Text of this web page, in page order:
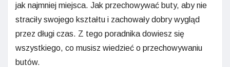
jak najmniej miejsca. Jak przechowywać buty, aby nie
straciły swojego kształtu i zachowały dobry wygląd
przez długi czas. Z tego poradnika dowiesz się
wszystkiego, co musisz wiedzieć o przechowywaniu
butów.